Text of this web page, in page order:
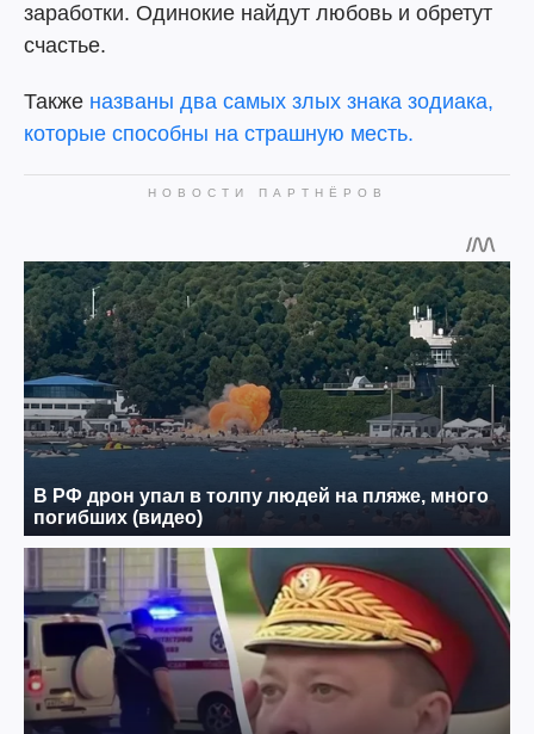
заработки. Одинокие найдут любовь и обретут
счастье.
Также названы два самых злых знака зодиака,
которые способны на страшную месть.